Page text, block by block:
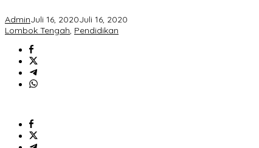
AdminJuli 16, 2020Juli 16, 2020
Lombok Tengah, Pendidikan